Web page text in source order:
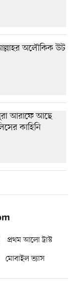
প্রথম আলো ট্রাস্ট
মোবাইল ভ্যাস